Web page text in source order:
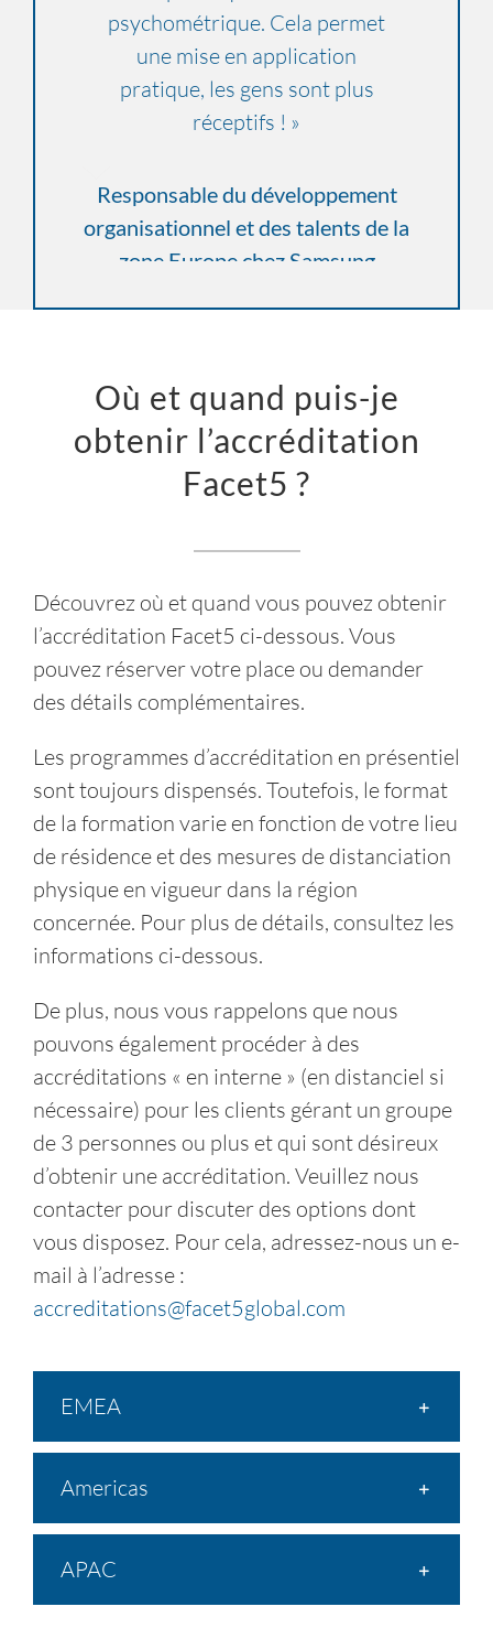
psychométrique. Cela permet
une mise en application
pratique, les gens sont plus
réceptifs ! »
Responsable du développement
organisationnel et des talents de la
zone Europe chez Samsung
Les possibilités sont
nombreuses. Je me réjouis de
continuer à travailler avec
vous. »
Kelly Ann McKnight, Stoneridge
Consulting CA
Où et quand puis-je
obtenir l’accréditation
Facet5 ?
Découvrez où et quand vous pouvez obtenir
l’accréditation Facet5 ci-dessous. Vous
pouvez réserver votre place ou demander
des détails complémentaires.
Les programmes d’accréditation en présentiel
sont toujours dispensés. Toutefois, le format
de la formation varie en fonction de votre lieu
de résidence et des mesures de distanciation
physique en vigueur dans la région
concernée. Pour plus de détails, consultez les
informations ci-dessous.
De plus, nous vous rappelons que nous
pouvons également procéder à des
accréditations « en interne » (en distanciel si
nécessaire) pour les clients gérant un groupe
de 3 personnes ou plus et qui sont désireux
d’obtenir une accréditation. Veuillez nous
contacter pour discuter des options dont
vous disposez. Pour cela, adressez-nous un e-
mail à l’adresse :
accreditations@facet5global.com
EMEA
Americas
APAC